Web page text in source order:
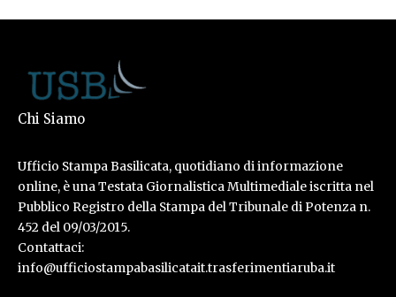
Chi Siamo
Ufficio Stampa Basilicata, quotidiano di informazione
online, è una Testata Giornalistica Multimediale iscritta nel
Pubblico Registro della Stampa del Tribunale di Potenza n.
452 del 09/03/2015.
Contattaci:
info@ufficiostampabasilicatait.trasferimentiaruba.it